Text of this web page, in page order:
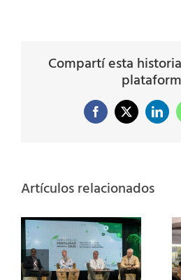
Compartí esta
Facebook
X
Artículos relacionados
Nutrición de la
soja:
especialistas
analizaron